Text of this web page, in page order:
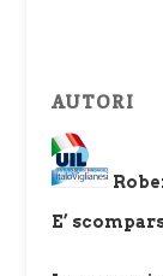
AUTORI
E’